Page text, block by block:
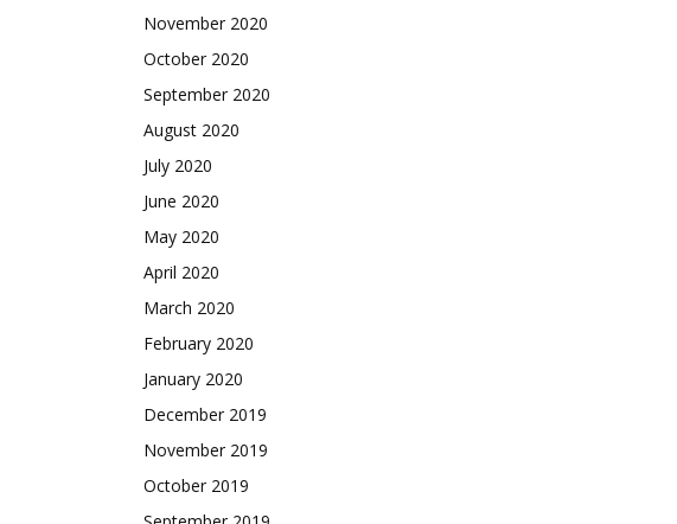
November 2020
October 2020
September 2020
August 2020
July 2020
June 2020
May 2020
April 2020
March 2020
February 2020
January 2020
December 2019
November 2019
October 2019